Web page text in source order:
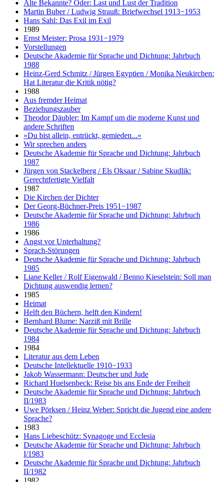
Alte Bekannte? Oder: Last und Lust der Tradition
Martin Buber / Ludwig Strauß: Briefwechsel 1913−1953
Hans Sahl: Das Exil im Exil
1989
Ernst Meister: Prosa 1931−1979
Vorstellungen
Deutsche Akademie für Sprache und Dichtung: Jahrbuch
1988
Heinz-Gerd Schmitz / Jürgen Egyptien / Monika Neukirchen:
Hat Literatur die Kritik nötig?
1988
Aus fremder Heimat
Beziehungszauber
Theodor Däubler: Im Kampf um die moderne Kunst und
andere Schriften
»Du bist allein, entrückt, gemieden...«
Wir sprechen anders
Deutsche Akademie für Sprache und Dichtung: Jahrbuch
1987
Jürgen von Stackelberg / Els Oksaar / Sabine Skudlik:
Gerechtfertigte Vielfalt
1987
Die Kirchen der Dichter
Der Georg-Büchner-Preis 1951−1987
Deutsche Akademie für Sprache und Dichtung: Jahrbuch
1986
1986
Angst vor Unterhaltung?
Sprach-Störungen
Deutsche Akademie für Sprache und Dichtung: Jahrbuch
1985
Liane Keller / Rolf Eigenwald / Benno Kieselstein: Soll man
Dichtung auswendig lernen?
1985
Heimat
Helft den Büchern, helft den Kindern!
Bernhard Blume: Narziß mit Brille
Deutsche Akademie für Sprache und Dichtung: Jahrbuch
1984
1984
Literatur aus dem Leben
Deutsche Intellektuelle 1910−1933
Jakob Wassermann: Deutscher und Jude
Richard Huelsenbeck: Reise bis ans Ende der Freiheit
Deutsche Akademie für Sprache und Dichtung: Jahrbuch
II/1983
Uwe Pörksen / Heinz Weber: Spricht die Jugend eine andere
Sprache?
1983
Hans Liebeschütz: Synagoge und Ecclesia
Deutsche Akademie für Sprache und Dichtung: Jahrbuch
I/1983
Deutsche Akademie für Sprache und Dichtung: Jahrbuch
II/1982
1982